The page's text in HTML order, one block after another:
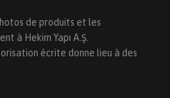
de produits et les
à Hekim Yapı A.Ş.
écrite donne lieu à des